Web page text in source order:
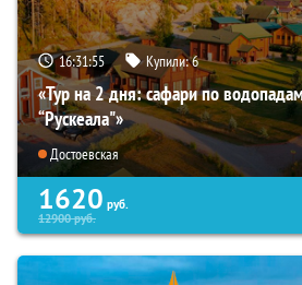
16:31:54 Купили:6
«Тур на 2 дня: сафари по
“Рускеала"»
Достоевская
1620 руб.
12900руб.